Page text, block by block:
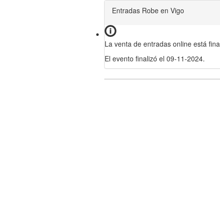
Entradas Robe en Vigo
La venta de entradas online está
El evento finalizó el 09-11-2024.